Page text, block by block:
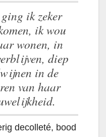
ik wou
wonen, in
diep
in de
van haar
decolleté, bood